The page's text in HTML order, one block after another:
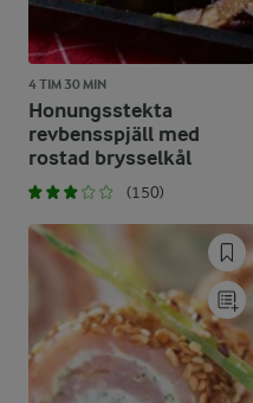
4 TIM 30 MIN
Honungsstekta
revbensspjäll med
rostad brysselkål
(150)